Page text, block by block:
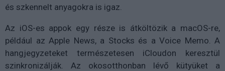
és szkennelt anyagokra is igaz.
Az iOS-es appok egy része is átköltözik a macOS-re,
például az Apple News, a Stocks és a Voice Memo. A
hangjegyzeteket természetesen iCloudon keresztül
szinkronizálják. Az okosotthonban lévő kütyüket a